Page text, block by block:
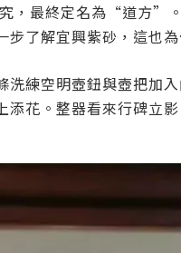
，最終定名為“道方”
了解宜興紫砂，這也
練空明壺鈕與壺把加
花。整器看來行碑立